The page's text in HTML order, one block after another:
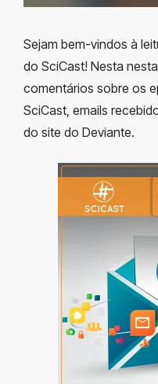
Sejam bem-vindos à
do SciCast! Nesta
comentários sobre os
SciCast, emails
do site do Deviante.